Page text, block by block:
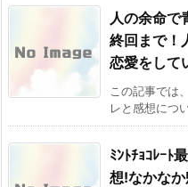
人の余命で
終回まで！
恋愛をして
この記事では
レと感想につ
ﾐﾝﾄﾁｮｺﾚｰﾄ
想!なかな